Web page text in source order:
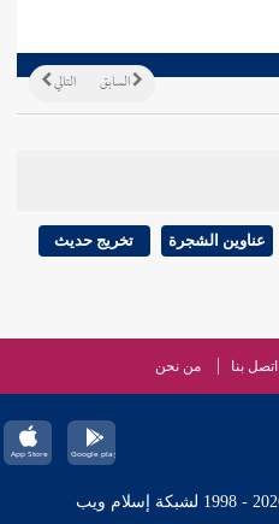
التالي السابق
عناوين الشجرة تخريج حديث
اتصل بنا من نحن